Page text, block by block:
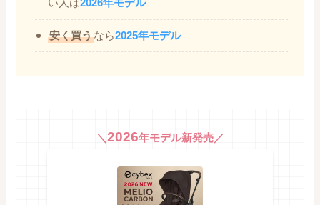
い人は2026年モデル
安く買うなら2025年モデル
＼2026年モデル新発売／